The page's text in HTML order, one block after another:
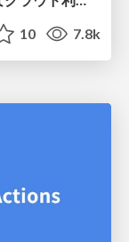
10 7.8k